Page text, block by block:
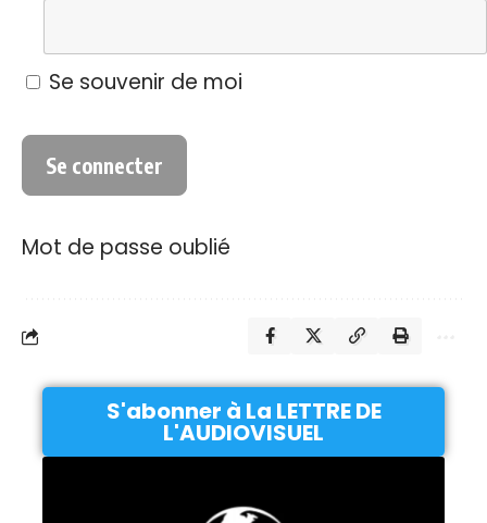
Se souvenir de moi
Mot de passe oublié
S'abonner à La LETTRE DE
L'AUDIOVISUEL